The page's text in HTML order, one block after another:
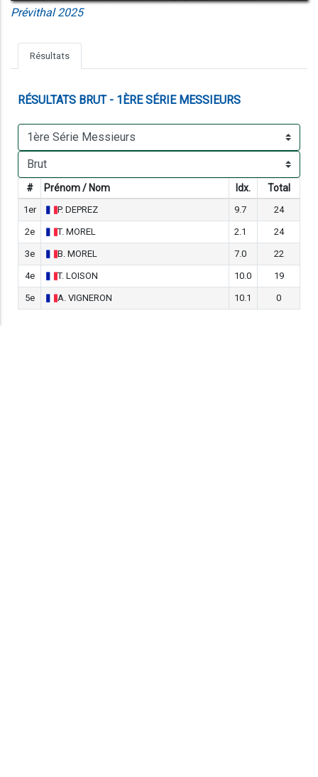
Prévithal 2025
Résultats
RÉSULTATS BRUT - 1ÈRE SÉRIE MESSIEURS
# Prénom / Nom Idx. Total
1er P. DEPREZ 9.7 24
2e T. MOREL 2.1 24
3e B. MOREL 7.0 22
4e T. LOISON 10.0 19
5e A. VIGNERON 10.1 0